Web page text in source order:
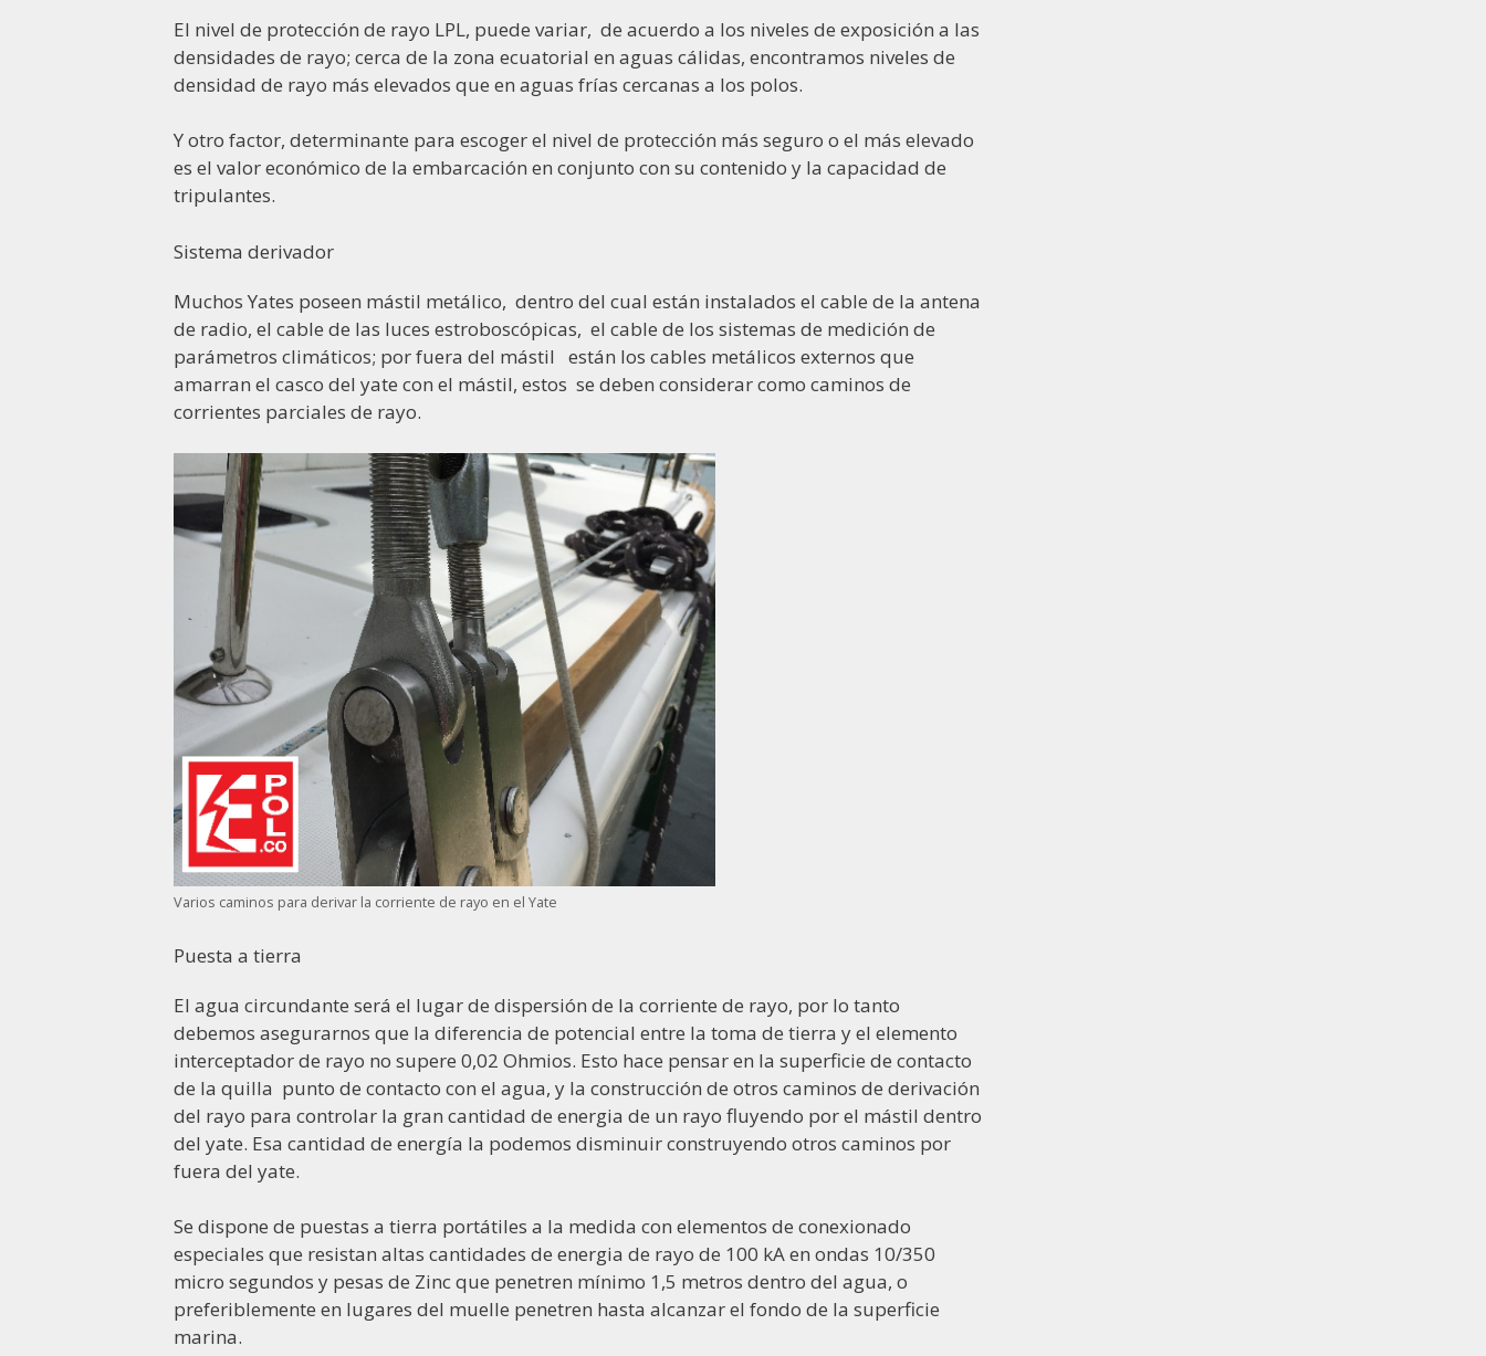
El nivel de protección de rayo LPL, puede variar, de acuerdo a los niveles de exposición a las
densidades de rayo; cerca de la zona ecuatorial en aguas cálidas, encontramos niveles de
densidad de rayo más elevados que en aguas frías cercanas a los polos.
Y otro factor, determinante para escoger el nivel de protección más seguro o el más elevado
es el valor económico de la embarcación en conjunto con su contenido y la capacidad de
tripulantes.
Sistema derivador
Muchos Yates poseen mástil metálico, dentro del cual están instalados el cable de la antena
de radio, el cable de las luces estroboscópicas, el cable de los sistemas de medición de
parámetros climáticos; por fuera del mástil
están los cables metálicos externos que
amarran el casco del yate con el mástil, estos se deben considerar como caminos de
corrientes parciales de rayo.
Varios caminos para derivar la corriente de rayo en el Yate
Puesta a tierra
El agua circundante será el lugar de dispersión de la corriente de rayo, por lo tanto
debemos asegurarnos que la diferencia de potencial entre la toma de tierra y el elemento
interceptador de rayo no supere 0,02 Ohmios. Esto hace pensar en la superficie de contacto
de la quilla punto de contacto con el agua, y la construcción de otros caminos de derivación
del rayo para controlar la gran cantidad de energia de un rayo fluyendo por el mástil dentro
del yate. Esa cantidad de energía la podemos disminuir construyendo otros caminos por
fuera del yate.
Se dispone de puestas a tierra portátiles a la medida con elementos de conexionado
especiales que resistan altas cantidades de energia de rayo de 100 kA en ondas 10/350
micro segundos y pesas de Zinc que penetren mínimo 1,5 metros dentro del agua, o
preferiblemente en lugares del muelle penetren hasta alcanzar el fondo de la superficie
marina.